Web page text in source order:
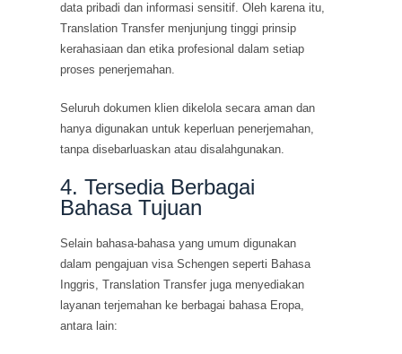
data pribadi dan informasi sensitif. Oleh karena itu,
Translation Transfer menjunjung tinggi prinsip
kerahasiaan dan etika profesional dalam setiap
proses penerjemahan.
Seluruh dokumen klien dikelola secara aman dan
hanya digunakan untuk keperluan penerjemahan,
tanpa disebarluaskan atau disalahgunakan.
4. Tersedia Berbagai
Bahasa Tujuan
Selain bahasa-bahasa yang umum digunakan
dalam pengajuan visa Schengen seperti Bahasa
Inggris, Translation Transfer juga menyediakan
layanan terjemahan ke berbagai bahasa Eropa,
antara lain: